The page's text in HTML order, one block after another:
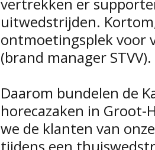
uitwedstrijden.
ontmoetingsplek voor
(brand manager STVV).
Daarom bundelen de
horecazaken in Groot-
we de klanten van
tijdens een